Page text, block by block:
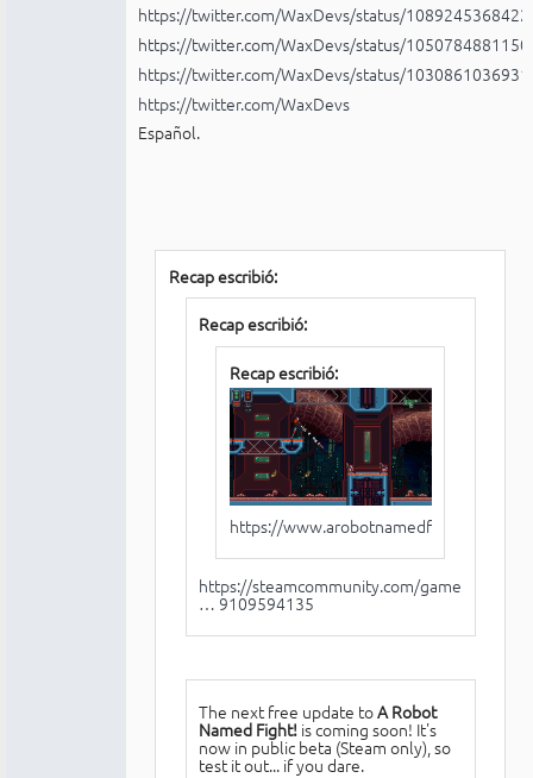
https://twitter.com/WaxDevs/status/
https://twitter.com/WaxDevs/status/
https://twitter.com/WaxDevs/status/
https://twitter.com/WaxDevs
Español.
Recap escribió:
Recap escribió:
Recap escribió:
https://www.arobotnamedfight.com
https://steamcommunity.com/games/603530
… 9109594135
The next free update toA Robot
Named Fight! is coming soon! It's
now in public beta (Steam only), so
test it out... if you dare.